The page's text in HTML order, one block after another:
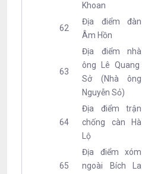
Khoan
62
Địa điểm đàn
Âm Hồn
63
Địa điểm nhà
ông Lê Quang
Sở (Nhà ông
Nguyễn Sỏ)
64
Địa điểm trận
chống càn Hà
Lộ
65
Địa điểm xóm
ngoài Bích La